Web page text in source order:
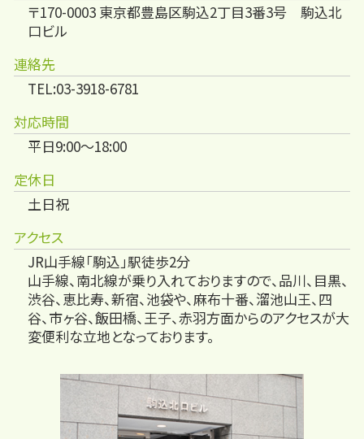
〒170-0003 東京都豊島区駒込2丁目3番3号 駒込北
口ビル
連絡先
TEL:03-3918-6781
対応時間
平日9:00～18:00
定休日
土日祝
アクセス
JR山手線「駒込」駅徒歩2分
山手線、南北線が乗り入れておりますので、品川、目黒、
渋谷、恵比寿、新宿、池袋や、麻布十番、溜池山王、四
谷、市ヶ谷、飯田橋、王子、赤羽方面からのアクセスが大
変便利な立地となっております。